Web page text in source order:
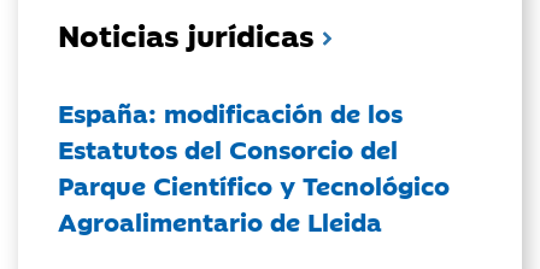
Noticias jurídicas
España: modificación de los
Estatutos del Consorcio del
Parque Científico y Tecnológico
Agroalimentario de Lleida